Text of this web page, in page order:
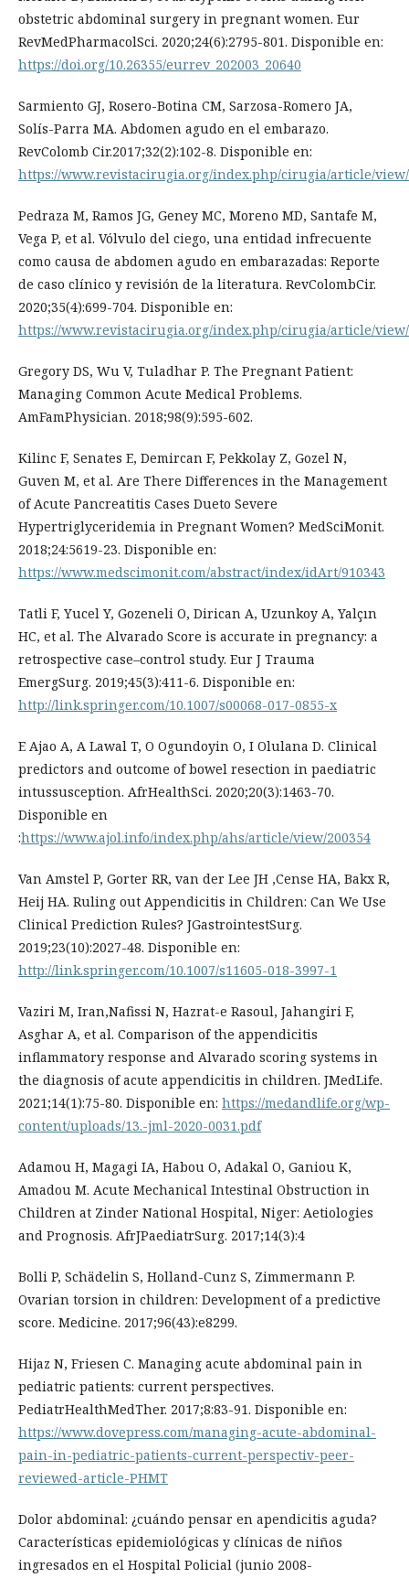
obstetric abdominal surgery in pregnant women. Eur
RevMedPharmacolSci. 2020;24(6):2795-801. Disponible en:
https://doi.org/10.26355/eurrev_202003_20640
Sarmiento GJ, Rosero-Botina CM, Sarzosa-Romero JA,
Solís-Parra MA. Abdomen agudo en el embarazo.
RevColomb Cir.2017;32(2):102-8. Disponible en:
https://www.revistacirugia.org/index.php/cirugia/article/
Pedraza M, Ramos JG, Geney MC, Moreno MD, Santafe M,
Vega P, et al. Vólvulo del ciego, una entidad infrecuente
como causa de abdomen agudo en embarazadas: Reporte
de caso clínico y revisión de la literatura. RevColombCir.
2020;35(4):699-704. Disponible en:
https://www.revistacirugia.org/index.php/cirugia/article/
Gregory DS, Wu V, Tuladhar P. The Pregnant Patient:
Managing Common Acute Medical Problems.
AmFamPhysician. 2018;98(9):595-602.
Kilinc F, Senates E, Demircan F, Pekkolay Z, Gozel N,
Guven M, et al. Are There Differences in the Management
of Acute Pancreatitis Cases Dueto Severe
Hypertriglyceridemia in Pregnant Women? MedSciMonit.
2018;24:5619-23. Disponible en:
https://www.medscimonit.com/abstract/index/idArt/910343
Tatli F, Yucel Y, Gozeneli O, Dirican A, Uzunkoy A, Yalçın
HC, et al. The Alvarado Score is accurate in pregnancy: a
retrospective case–control study. Eur J Trauma
EmergSurg. 2019;45(3):411-6. Disponible en:
http://link.springer.com/10.1007/s00068-017-0855-x
E Ajao A, A Lawal T, O Ogundoyin O, I Olulana D. Clinical
predictors and outcome of bowel resection in paediatric
intussusception. AfrHealthSci. 2020;20(3):1463-70.
Disponible en
:https://www.ajol.info/index.php/ahs/article/view/200354
Van Amstel P, Gorter RR, van der Lee JH ,Cense HA, Bakx R,
Heij HA. Ruling out Appendicitis in Children: Can We Use
Clinical Prediction Rules? JGastrointestSurg.
2019;23(10):2027-48. Disponible en:
http://link.springer.com/10.1007/s11605-018-3997-1
Vaziri M, Iran,Nafissi N, Hazrat-e Rasoul, Jahangiri F,
Asghar A, et al. Comparison of the appendicitis
inflammatory response and Alvarado scoring systems in
the diagnosis of acute appendicitis in children. JMedLife.
2021;14(1):75-80. Disponible en: https://medandlife.org/wp-
content/uploads/13.-jml-2020-0031.pdf
Adamou H, Magagi IA, Habou O, Adakal O, Ganiou K,
Amadou M. Acute Mechanical Intestinal Obstruction in
Children at Zinder National Hospital, Niger: Aetiologies
and Prognosis. AfrJPaediatrSurg. 2017;14(3):4
Bolli P, Schädelin S, Holland-Cunz S, Zimmermann P.
Ovarian torsion in children: Development of a predictive
score. Medicine. 2017;96(43):e8299.
Hijaz N, Friesen C. Managing acute abdominal pain in
pediatric patients: current perspectives.
PediatrHealthMedTher. 2017;8:83-91. Disponible en:
https://www.dovepress.com/managing-acute-abdominal-
pain-in-pediatric-patients-current-perspectiv-peer-
reviewed-article-PHMT
Dolor abdominal: ¿cuándo pensar en apendicitis aguda?
Características epidemiológicas y clínicas de niños
ingresados en el Hospital Policial (junio 2008-